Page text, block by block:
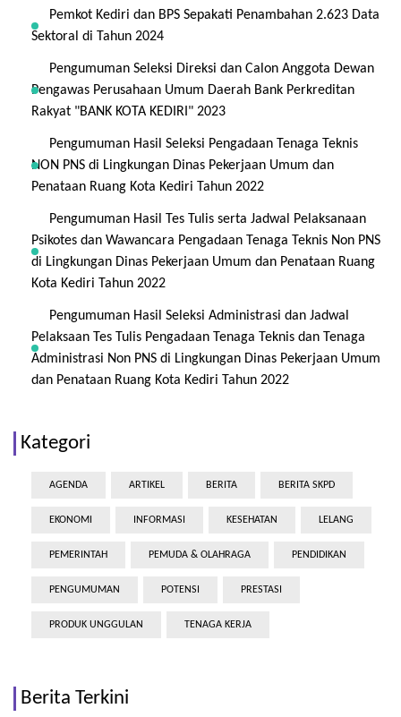
Pemkot Kediri dan BPS Sepakati Penambahan 2.623 Data
Sektoral di Tahun 2024
Pengumuman Seleksi Direksi dan Calon Anggota Dewan
Pengawas Perusahaan Umum Daerah Bank Perkreditan
Rakyat "BANK KOTA KEDIRI" 2023
Pengumuman Hasil Seleksi Pengadaan Tenaga Teknis
NON PNS di Lingkungan Dinas Pekerjaan Umum dan
Penataan Ruang Kota Kediri Tahun 2022
Pengumuman Hasil Tes Tulis serta Jadwal Pelaksanaan
Psikotes dan Wawancara Pengadaan Tenaga Teknis Non PNS
di Lingkungan Dinas Pekerjaan Umum dan Penataan Ruang
Kota Kediri Tahun 2022
Pengumuman Hasil Seleksi Administrasi dan Jadwal
Pelaksaan Tes Tulis Pengadaan Tenaga Teknis dan Tenaga
Administrasi Non PNS di Lingkungan Dinas Pekerjaan Umum
dan Penataan Ruang Kota Kediri Tahun 2022
Kategori
AGENDA ARTIKEL BERITA BERITA SKPD
EKONOMI INFORMASI KESEHATAN LELANG
PEMERINTAH PEMUDA & OLAHRAGA PENDIDIKAN
PENGUMUMAN POTENSI PRESTASI
PRODUK UNGGULAN TENAGA KERJA
Berita Terkini